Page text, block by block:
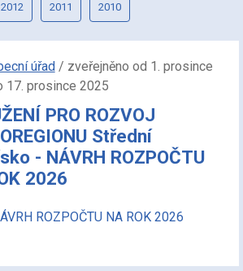
2012 2011 2010
úřad/ zveřejněno od 1. prosince
17. prosince 2025
PRO ROZVOJ
Střední
- NÁVRH ROZPOČTU
2026
ROZPOČTU NA ROK 2026